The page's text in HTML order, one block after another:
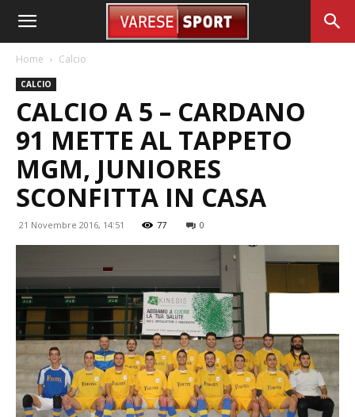
Home Calcio
CALCIO
CALCIO A 5 – CARDANO
91 METTE AL TAPPETO
MGM, JUNIORES
SCONFITTA IN CASA
21 Novembre 2016, 14:51 77 0